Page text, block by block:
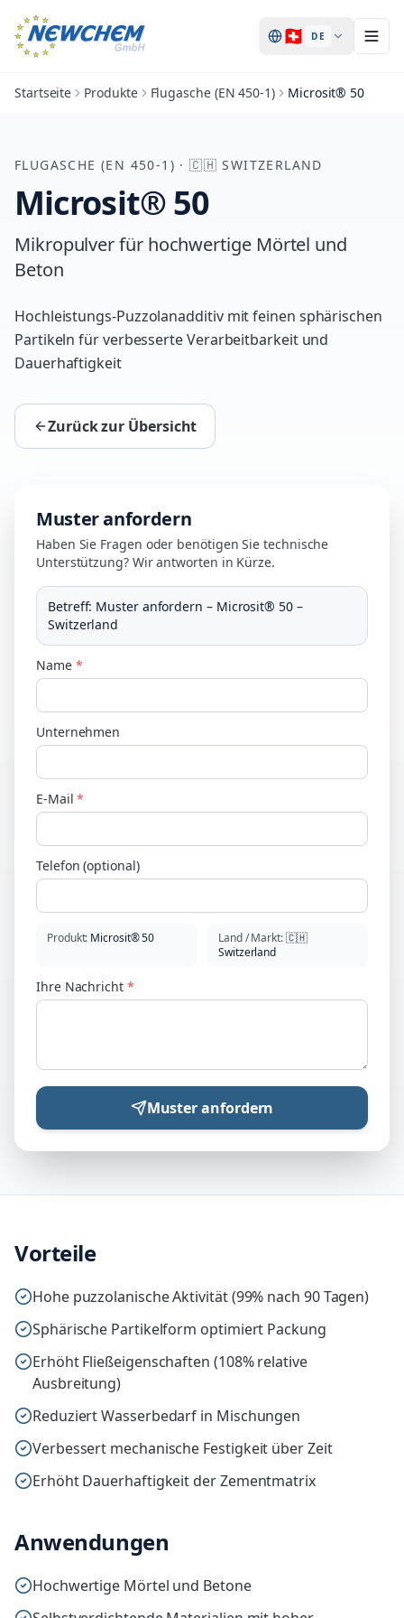
🇨🇭 DE
Startseite Produkte Flugasche (EN 450-1) Microsit® 50
FLUGASCHE (EN 450-1) ·🇨🇭 SWITZERLAND
Microsit® 50
Mikropulver für hochwertige Mörtel und
Beton
Hochleistungs-Puzzolanadditiv mit feinen sphärischen
Partikeln für verbesserte Verarbeitbarkeit und
Dauerhaftigkeit
Zurück zur Übersicht
Muster anfordern
Haben Sie Fragen oder benötigen Sie technische
Unterstützung? Wir antworten in Kürze.
Betreff: Muster anfordern – Microsit® 50 –
Switzerland
Name *
Unternehmen
E-Mail *
Telefon (optional)
Produkt: Microsit® 50 Land / Markt:🇨🇭
Switzerland
Ihre Nachricht *
Muster anfordern
Vorteile
Hohe puzzolanische Aktivität (99% nach 90 Tagen)
Sphärische Partikelform optimiert Packung
Erhöht Fließeigenschaften (108% relative
Ausbreitung)
Reduziert Wasserbedarf in Mischungen
Verbessert mechanische Festigkeit über Zeit
Erhöht Dauerhaftigkeit der Zementmatrix
Anwendungen
Hochwertige Mörtel und Betone